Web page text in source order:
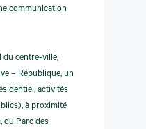
communication
du centre-ville,
– République, un
activités
à proximité
du Parc des